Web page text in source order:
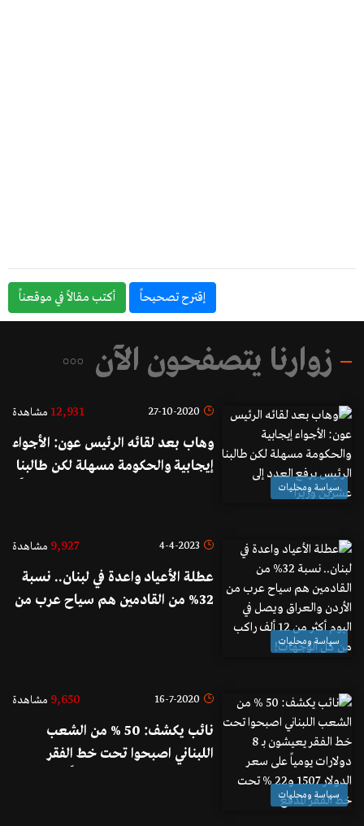
إقترح تصحيحاً أكتب مقالاً في موقعناً
زوارنا يتصفحون الآن
سياسة ومحليات
27-10-2020
12,931 مشاهدة
وهاب بعد لقائه الرئيس عون: الأجواء
إيجابية والحكومة مسهلة لكن طالبنا
سياسة ومحليات
4-4-2023
9,927 مشاهدة
عطلة الأعياد واعدة في لبنان.. نسبة
32% من القادمين هم سياح عرب من
سياسة ومحليات
16-7-2020
9,650 مشاهدة
نائب يكشف: 50 % من الشعب
اللبناني اصبحوا تحت خط الفقر